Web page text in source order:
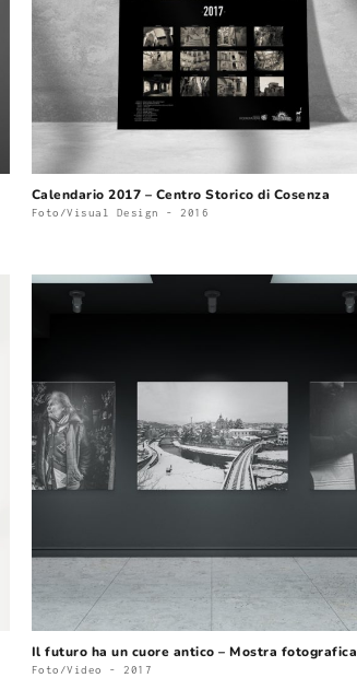
Calendario 2017 – Centro Storico di Cosenza
Foto/Visual Design - 2016
Il futuro ha un cuore antico – Mostra fotografica
Foto/Video - 2017